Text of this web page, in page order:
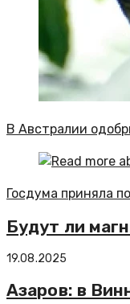
В Австралии
Госдума приняла
Будут ли
19.08.2025
Азаров: в